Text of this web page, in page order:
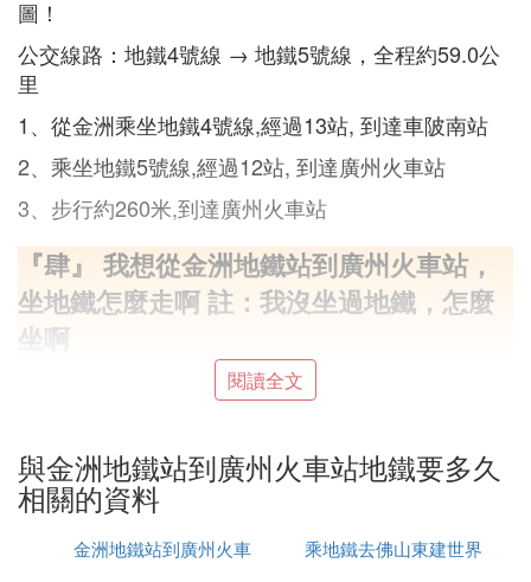
圖！
公交線路：地鐵4號線 → 地鐵5號線，全程約59.0公
里
1、從金洲乘坐地鐵4號線,經過13站, 到達車陂南站
2、乘坐地鐵5號線,經過12站, 到達廣州火車站
3、步行約260米,到達廣州火車站
『肆』 我想從金洲地鐵站到廣州火車站，
坐地鐵怎麼走啊 註：我沒坐過地鐵，怎麼
坐啊
線路1： 從金洲出發,乘坐地鐵4號線(萬勝圍-金洲),在
線路2： 從金洲出發,乘坐657路(東圃客運站-南沙客
運港總站),在上?]換乘211路下行(番禺禮村總站-廣州
線路3： 從金洲出發,乘坐657路(東圃客運站-南沙客
閱讀全文
與金洲地鐵站到廣州火車站地鐵要多久
相關的資料
金洲地鐵站到廣州火車
乘地鐵去佛山東建世界